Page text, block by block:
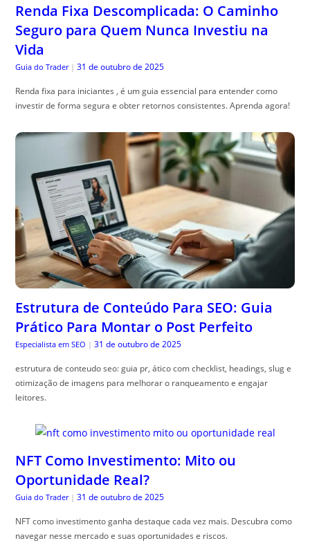
Renda Fixa Descomplicada: O Caminho
Seguro para Quem Nunca Investiu na
Vida
Guia do Trader | 31 de outubro de 2025
Renda fixa para iniciantes , é um guia essencial para entender como
investir de forma segura e obter retornos consistentes. Aprenda agora!
Estrutura de Conteúdo Para SEO: Guia
Prático Para Montar o Post Perfeito
Especialista em SEO | 31 de outubro de 2025
estrutura de conteudo seo: guia pr, ático com checklist, headings, slug e
otimização de imagens para melhorar o ranqueamento e engajar
leitores.
NFT Como Investimento: Mito ou
Oportunidade Real?
Guia do Trader | 31 de outubro de 2025
NFT como investimento ganha destaque cada vez mais. Descubra como
navegar nesse mercado e suas oportunidades e riscos.